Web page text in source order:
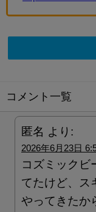
コメント一覧
匿名 より:
2026年6月23日
コズミックビ
てたけど、ス
やってきたか